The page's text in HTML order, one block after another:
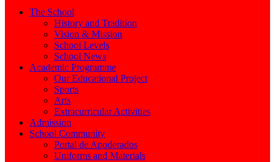
The School
History and Tradition
Vision & Mission
School Levels
School News
Academic Programme
Our Educational Project
Sports
Arts
Extracurricular Activities
Admission
School Community
Portal de Apoderados
Uniforms and Materials